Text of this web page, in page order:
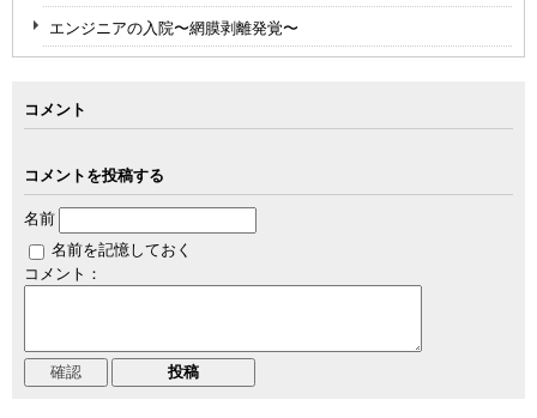
エンジニアの入院〜網膜剥離発覚〜
コメント
コメントを投稿する
名前
名前を記憶しておく
コメント：